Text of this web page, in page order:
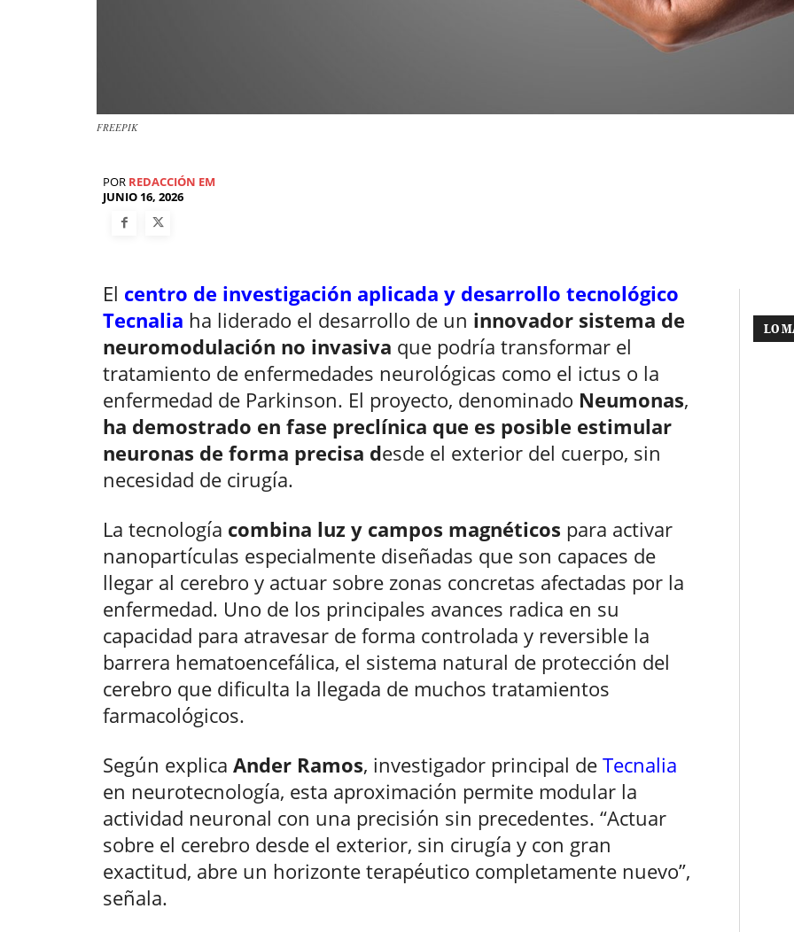
FREEPIK
POR REDACCIÓN EM
JUNIO 16, 2026
El centro de investigación aplicada y desarrollo tecnológico
Tecnalia ha liderado el desarrollo de un innovador sistema de
neuromodulación no invasiva que podría transformar el
tratamiento de enfermedades neurológicas como el ictus o la
enfermedad de Parkinson. El proyecto, denominado Neumonas,
ha demostrado en fase preclínica que es posible estimular
neuronas de forma precisa desde el exterior del cuerpo, sin
necesidad de cirugía.
La tecnología combina luz y campos magnéticos para activar
nanopartículas especialmente diseñadas que son capaces de
llegar al cerebro y actuar sobre zonas concretas afectadas por la
enfermedad. Uno de los principales avances radica en su
capacidad para atravesar de forma controlada y reversible la
barrera hematoencefálica, el sistema natural de protección del
cerebro que dificulta la llegada de muchos tratamientos
farmacológicos.
Según explica Ander Ramos, investigador principal de Tecnalia
en neurotecnología, esta aproximación permite modular la
actividad neuronal con una precisión sin precedentes. “Actuar
sobre el cerebro desde el exterior, sin cirugía y con gran
exactitud, abre un horizonte terapéutico completamente nuevo”,
señala.
LO